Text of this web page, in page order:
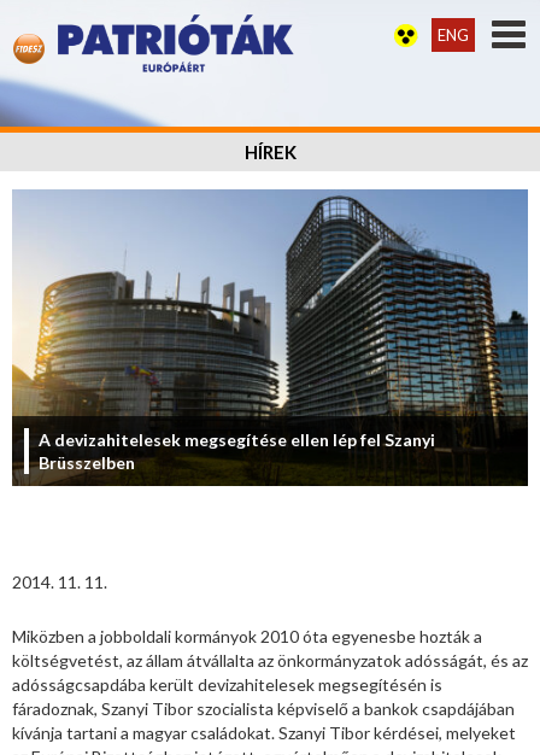
ENG
HÍREK
A devizahitelesek megsegítése ellen lép fel Szanyi
Brüsszelben
2014. 11. 11.
Miközben a jobboldali kormányok 2010 óta egyenesbe hozták a
költségvetést, az állam átvállalta az önkormányzatok adósságát, és az
adósságcsapdába került devizahitelesek megsegítésén is
fáradoznak, Szanyi Tibor szocialista képviselő a bankok csapdájában
kívánja tartani a magyar családokat. Szanyi Tibor kérdései, melyeket